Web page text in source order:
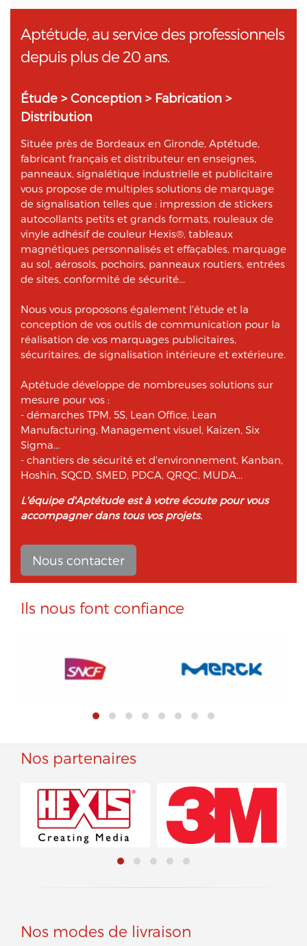
Aptétude, au service des professionnels
depuis plus de 20 ans.
Étude > Conception > Fabrication >
Distribution
Située près de Bordeaux en Gironde, Aptétude,
fabricant français et distributeur en enseignes,
panneaux, signalétique industrielle et publicitaire
vous propose de multiples solutions de marquage
de signalisation telles que : impression de stickers
autocollants petits et grands formats, rouleaux de
vinyle adhésif de couleur Hexis®, tableaux
magnétiques personnalisés et effaçables, marquage
au sol, aérosols, pochoirs, panneaux routiers, entrées
de sites, conformité de sécurité...
Nous vous proposons également l'étude et la
conception de vos outils de communication pour la
réalisation de vos marquages publicitaires,
sécuritaires, de signalisation intérieure et extérieure.
Aptétude développe de nombreuses solutions sur
mesure pour vos :
- démarches TPM, 5S, Lean Office, Lean
Manufacturing, Management visuel, Kaizen, Six
Sigma...
- chantiers de sécurité et d'environnement, Kanban,
Hoshin, SQCD, SMED, PDCA, QRQC, MUDA...
L'équipe d'Aptétude est à votre écoute pour vous
accompagner dans tous vos projets.
Nous contacter
Ils nous font confiance
Nos partenaires
Nos modes de livraison